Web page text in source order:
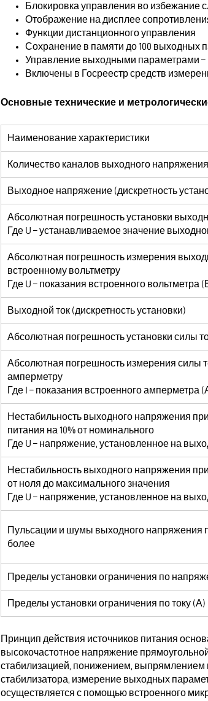
Блокировка управления во избежание
Отображение на дисплее
Функции дистанционного управления
Сохранение в памяти до 100 выходных
Управление выходными параметрами –
Включены в Госреестр средств
Основные технические и
Наименование характеристики
Количество каналов выходного напряжения
Выходное напряжение (дискретность
Абсолютная погрешность установки
Где U – устанавливаемое значение
Абсолютная погрешность измерения
встроенному вольтметру
Где U – показания встроенного вольтметра
Выходной ток (дискретность установки)
Абсолютная погрешность установки силы
Абсолютная погрешность измерения силы
амперметру
Где I – показания встроенного амперметра
Нестабильность выходного напряжения
питания на 10% от номинального
Где U – напряжение, установленное на
Нестабильность выходного напряжения
от ноля до максимального значения
Где U – напряжение, установленное на
Пульсации и шумы выходного напряжения
более
Пределы установки ограничения по
Пределы установки ограничения по току (А)
Принцип действия источников питания
высокочастотное напряжение
стабилизацией, понижением,
стабилизатора, измерение выходных
осуществляется с помощью встроенного